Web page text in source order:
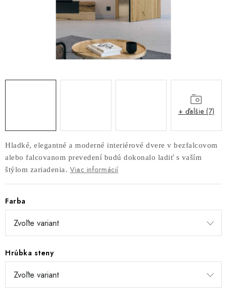
PREDEĽOVACIE STENY SO ŠIKMÝMI LAMELAMI 55°
SAMOSTATNE STOJACE LAMELOVÉ STENY
NAJPREDÁVANEJŠIE PRODUKTY
ZÁVESNÉ HOJDACIE KRESLÁ
ZÁHRADNÝ NÁBYTOK
STOLIČKY
BAROVÉ STOLIČKY
STOLY
MATRACE DORMISAN
Hladké, elegantné a moderné interiérové dvere v bezfalcovom
alebo falcovanom prevedení budú dokonalo ladiť s vaším
štýlom zariadenia. Viac informácií
Farba
Hrúbka steny
+ ďalšie (7)